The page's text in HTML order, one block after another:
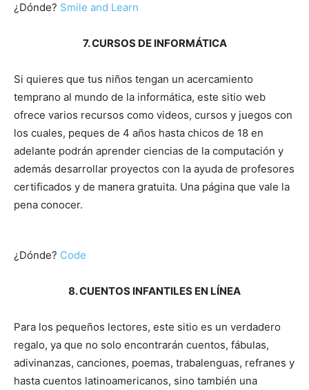
¿Dónde? Smile and Learn
7. CURSOS DE INFORMÁTICA
Si quieres que tus niños tengan un acercamiento
temprano al mundo de la informática, este sitio web
ofrece varios recursos como videos, cursos y juegos con
los cuales, peques de 4 años hasta chicos de 18 en
adelante podrán aprender ciencias de la computación y
además desarrollar proyectos con la ayuda de profesores
certificados y de manera gratuita. Una página que vale la
pena conocer.
¿Dónde? Code
8. CUENTOS INFANTILES EN LÍNEA
Para los pequeños lectores, este sitio es un verdadero
regalo, ya que no solo encontrarán cuentos, fábulas,
adivinanzas, canciones, poemas, trabalenguas, refranes y
hasta cuentos latinoamericanos, sino también una